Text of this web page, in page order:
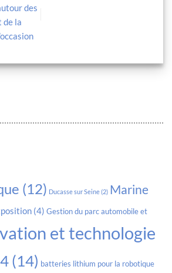
(12) Ducasse sur Seine(2) Marine
(4) Gestion du parc automobile et
et technologie
(14) batteries lithium pour la robotique
des
de la